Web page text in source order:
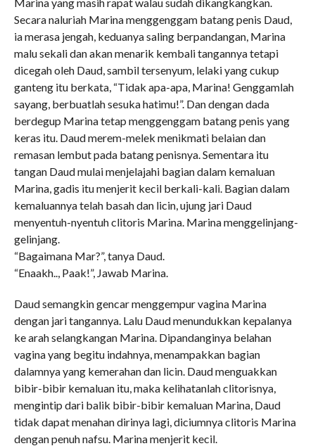
Secara naluriah Marina menggenggam batang penis Daud,
ia merasa jengah, keduanya saling berpandangan, Marina
malu sekali dan akan menarik kembali tangannya tetapi
dicegah oleh Daud, sambil tersenyum, lelaki yang cukup
ganteng itu berkata, “Tidak apa-apa, Marina! Genggamlah
sayang, berbuatlah sesuka hatimu!”. Dan dengan dada
berdegup Marina tetap menggenggam batang penis yang
keras itu. Daud merem-melek menikmati belaian dan
remasan lembut pada batang penisnya. Sementara itu
tangan Daud mulai menjelajahi bagian dalam kemaluan
Marina, gadis itu menjerit kecil berkali-kali. Bagian dalam
kemaluannya telah basah dan licin, ujung jari Daud
menyentuh-nyentuh clitoris Marina. Marina menggelinjang-
gelinjang.
“Bagaimana Mar?”, tanya Daud.
“Enaakh.., Paak!”, Jawab Marina.
Daud semangkin gencar menggempur vagina Marina
dengan jari tangannya. Lalu Daud menundukkan kepalanya
ke arah selangkangan Marina. Dipandanginya belahan
vagina yang begitu indahnya, menampakkan bagian
dalamnya yang kemerahan dan licin. Daud menguakkan
bibir-bibir kemaluan itu, maka kelihatanlah clitorisnya,
mengintip dari balik bibir-bibir kemaluan Marina, Daud
tidak dapat menahan dirinya lagi, diciumnya clitoris Marina
dengan penuh nafsu. Marina menjerit kecil.